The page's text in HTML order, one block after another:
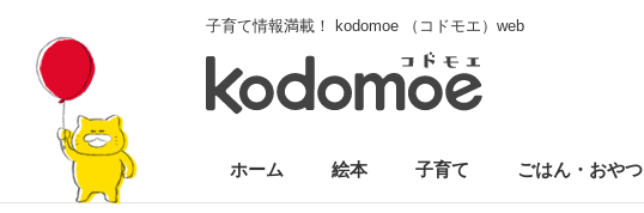
子育て情報満載！ kodomoe （コドモエ）web
ホーム 絵本 子育て ごはん・おやつ